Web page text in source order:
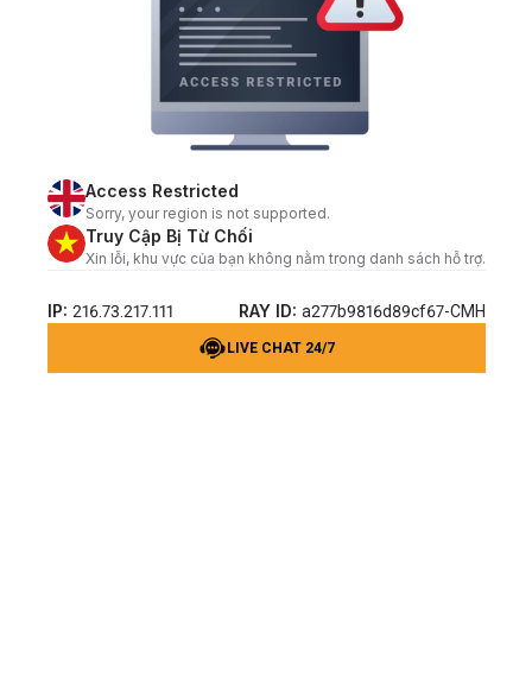
Access Restricted
Sorry, your region is not supported.
Truy Cập Bị Từ Chối
Xin lỗi, khu vực của bạn không nằm trong danh sách hỗ trợ.
IP: 216.73.217.111 RAY ID: a277b9816d89cf67-CMH
LIVE CHAT 24/7